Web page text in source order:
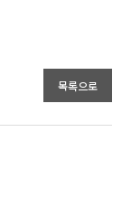
목록으로